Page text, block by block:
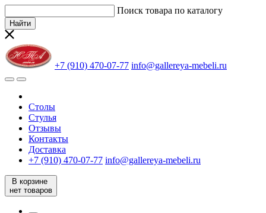
Поиск товара по каталогу
Найти
+7 (910) 470-07-77 info@gallereya-mebeli.ru
Столы
Стулья
Отзывы
Контакты
Доставка
+7 (910) 470-07-77 info@gallereya-mebeli.ru
В корзине
нет товаров